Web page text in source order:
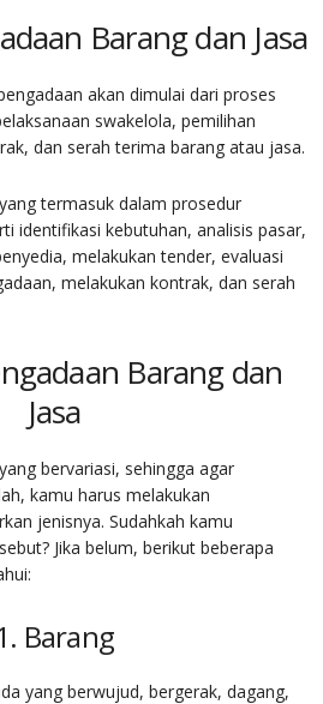
Barang dan Jasa
akan dimulai dari proses
swakelola, pemilihan
dan serah terima barang atau jasa.
termasuk dalam prosedur
identifikasi kebutuhan, analisis pasar,
melakukan tender, evaluasi
melakukan kontrak, dan serah
Barang dan
Jasa
bervariasi, sehingga agar
kamu harus melakukan
jenisnya. Sudahkah kamu
Jika belum, berikut beberapa
Barang
yang berwujud, bergerak, dagang,